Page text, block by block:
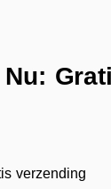
Nu:
verzending